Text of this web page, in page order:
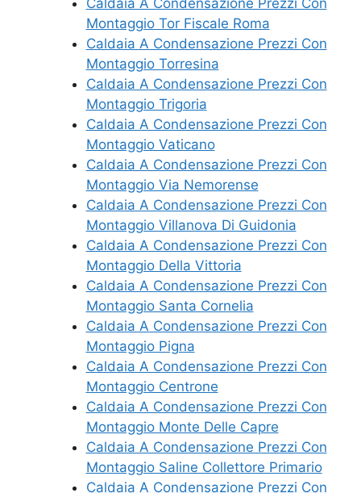
Montaggio Tor Fiscale Roma
Caldaia A Condensazione Prezzi Con
Montaggio Torresina
Caldaia A Condensazione Prezzi Con
Montaggio Trigoria
Caldaia A Condensazione Prezzi Con
Montaggio Vaticano
Caldaia A Condensazione Prezzi Con
Montaggio Via Nemorense
Caldaia A Condensazione Prezzi Con
Montaggio Villanova Di Guidonia
Caldaia A Condensazione Prezzi Con
Montaggio Della Vittoria
Caldaia A Condensazione Prezzi Con
Montaggio Santa Cornelia
Caldaia A Condensazione Prezzi Con
Montaggio Pigna
Caldaia A Condensazione Prezzi Con
Montaggio Centrone
Caldaia A Condensazione Prezzi Con
Montaggio Monte Delle Capre
Caldaia A Condensazione Prezzi Con
Montaggio Saline Collettore Primario
Caldaia A Condensazione Prezzi Con